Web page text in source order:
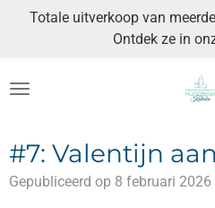
de
Totale uitverkoop van
Ontdek ze in
#7: Valentijn
Gepubliceerd op 8 februari